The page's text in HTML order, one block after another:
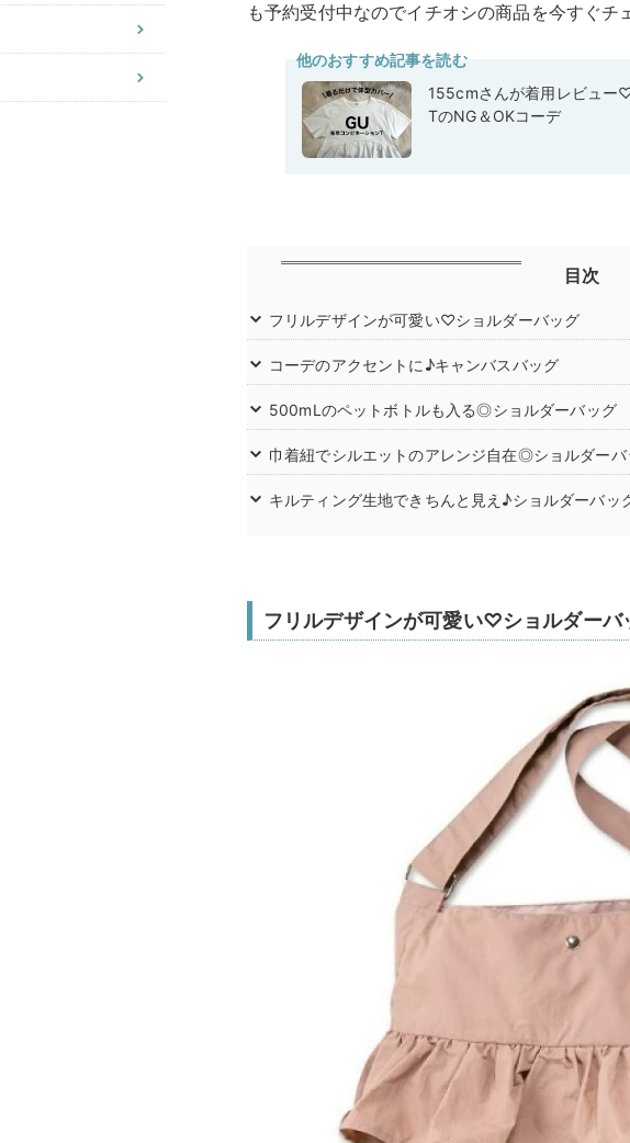
も予約受付中なのでイチオシの商品を今すぐチ
他のおすすめ記事を読む
155cmさんが着用レビュー
TのNG＆OKコーデ
目次
フリルデザインが可愛い♡ショルダーバッグ
コーデのアクセントに♪キャンバスバッグ
500mLのペットボトルも入る◎ショルダーバッグ
巾着紐でシルエットのアレンジ自在◎ショルダーバ
キルティング生地できちんと見え♪ショルダーバッ
フリルデザインが可愛い♡ショルダーバ